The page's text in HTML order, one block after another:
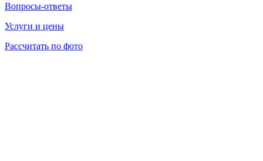
Вопросы-ответы
Услуги и цены
Рассчитать по фото